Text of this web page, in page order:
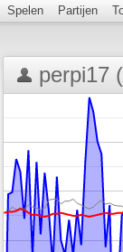
Spelen Partijen
perpi17